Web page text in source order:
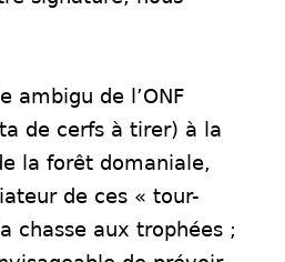
ambigu de l’ONF
de cerfs à tirer) à la
la forêt domaniale,
de ces « tour-
chasse aux trophées ;